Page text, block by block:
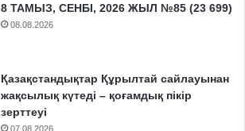
8 ТАМЫЗ, СЕНБІ, 2026 ЖЫЛ №85 (23 699)
08.08.2026
Қазақстандықтар Құрылтай сайлауынан
жақсылық күтеді – қоғамдық пікір
зерттеуі
07.08.2026